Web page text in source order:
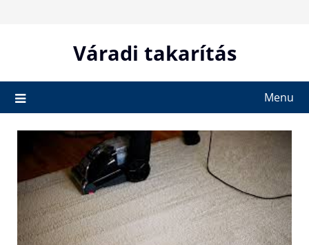
Váradi takarítás
Menu